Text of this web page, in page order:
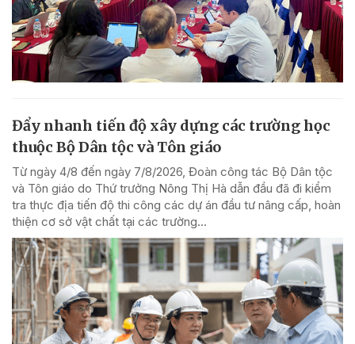
Đẩy nhanh tiến độ xây dựng các trường học
thuộc Bộ Dân tộc và Tôn giáo
Từ ngày 4/8 đến ngày 7/8/2026, Đoàn công tác Bộ Dân tộc
và Tôn giáo do Thứ trưởng Nông Thị Hà dẫn đầu đã đi kiểm
tra thực địa tiến độ thi công các dự án đầu tư nâng cấp, hoàn
thiện cơ sở vật chất tại các trường...